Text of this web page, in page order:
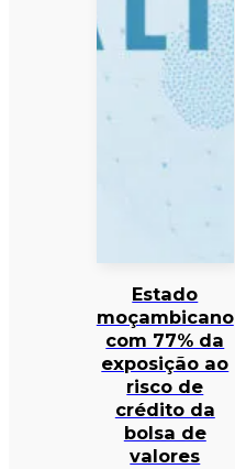
Estado
moçambicano
com 77% da
exposição ao
risco de
crédito da
bolsa de
valores